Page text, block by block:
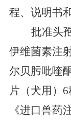
程、 说明书
批准头
伊维菌素注
尔贝肟吡喹
片（犬用） 6
《进口兽药